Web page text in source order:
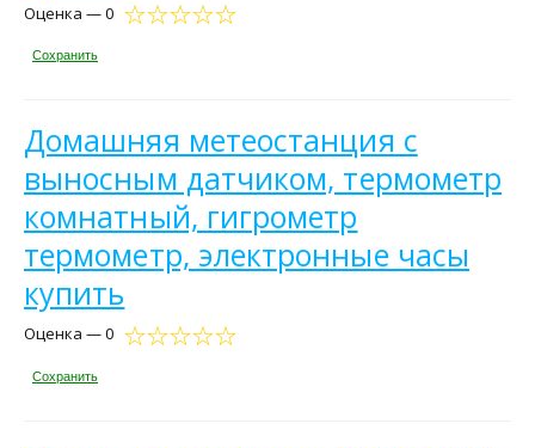
Оценка — 0
Сохранить
Домашняя метеостанция с
выносным датчиком, термометр
комнатный, гигрометр
термометр, электронные часы
купить
Оценка — 0
Сохранить